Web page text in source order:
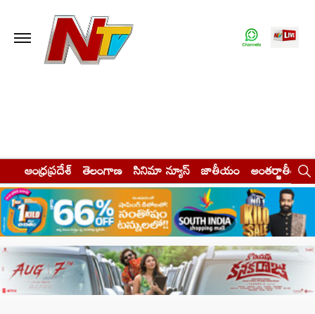
ఆంధ్రప్రదేశ్ తెలంగాణ సినిమా న్యూస్ జాతీయం అంతర్జాతీయం